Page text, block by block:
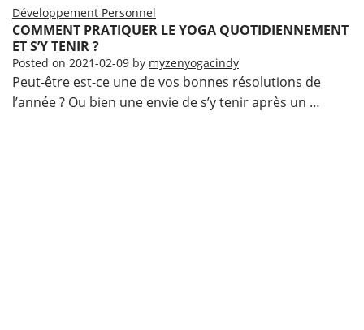
Développement Personnel
COMMENT PRATIQUER LE YOGA QUOTIDIENNEMENT
ET S’Y TENIR ?
Posted on 2021-02-09 by myzenyogacindy
Peut-être est-ce une de vos bonnes résolutions de
l’année ? Ou bien une envie de s’y tenir après un …